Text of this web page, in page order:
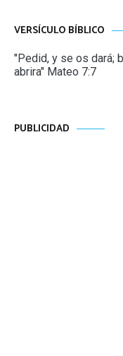
VERSÍCULO BÍBLICO
"Pedid, y se os dará;
abrira" Mateo 7:7
PUBLICIDAD